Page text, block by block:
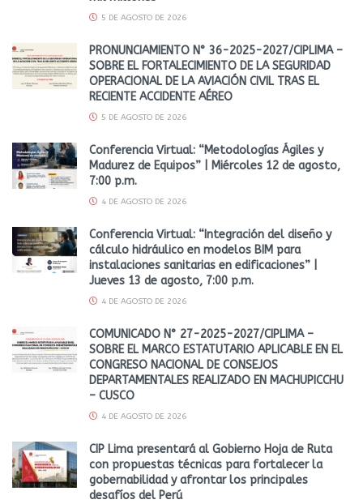
5 DE AGOSTO DE 2026
PRONUNCIAMIENTO N° 36-2025-2027/CIPLIMA –
SOBRE EL FORTALECIMIENTO DE LA SEGURIDAD
OPERACIONAL DE LA AVIACIÓN CIVIL TRAS EL
RECIENTE ACCIDENTE AÉREO
5 DE AGOSTO DE 2026
Conferencia Virtual: “Metodologías Ágiles y
Madurez de Equipos” | Miércoles 12 de agosto,
7:00 p.m.
4 DE AGOSTO DE 2026
Conferencia Virtual: “Integración del diseño y
cálculo hidráulico en modelos BIM para
instalaciones sanitarias en edificaciones” |
Jueves 13 de agosto, 7:00 p.m.
4 DE AGOSTO DE 2026
COMUNICADO N° 27-2025-2027/CIPLIMA –
SOBRE EL MARCO ESTATUTARIO APLICABLE EN EL
CONGRESO NACIONAL DE CONSEJOS
DEPARTAMENTALES REALIZADO EN MACHUPICCHU
– CUSCO
4 DE AGOSTO DE 2026
CIP Lima presentará al Gobierno Hoja de Ruta
con propuestas técnicas para fortalecer la
gobernabilidad y afrontar los principales
desafíos del Perú